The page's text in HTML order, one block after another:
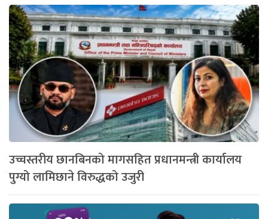
उच्चस्तरीय छानबिनको मागसहित प्रधानमन्त्री कार्यालय
पुग्यो लामिछाने विरुद्धको उजुरी